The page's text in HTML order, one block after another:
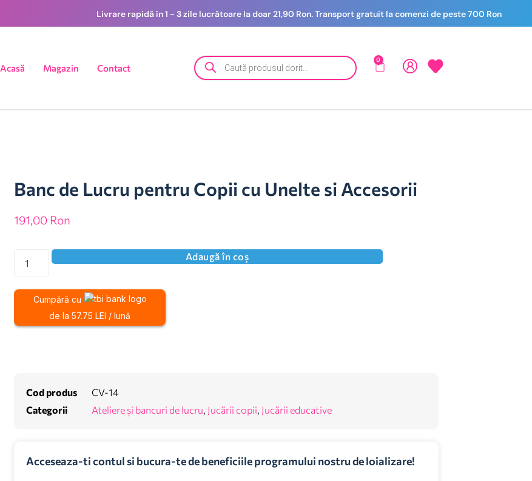
Livrare rapidă în 1 - 3 zile lucrătoare la doar 21,90 Ron. Transport gratuit la comenzi de peste 700 Ron
Acasă Magazin Contact
0
Banc de Lucru pentru Copii cu Unelte si Accesorii
191,00 Ron
Adaugă în coș
Cumpără cu
de la 57.75 LEI / lună
Cod produs
CV-14
Categorii
Ateliere și bancuri de lucru, Jucării copii, Jucării educative
Acceseaza-ti contul si bucura-te de beneficiile programului nostru de loializare!